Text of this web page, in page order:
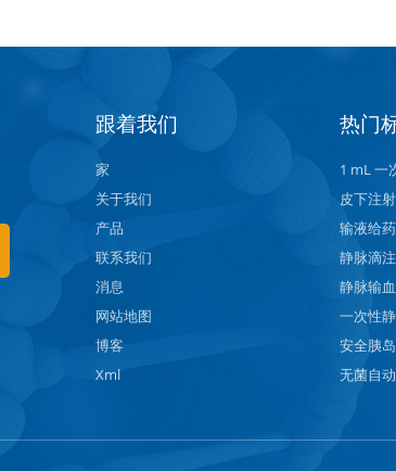
跟着我们
家
关于我们
产品
联系我们
消息
网站地图
博客
Xml
热门
1 mL 一
皮下注
输液给
静脉滴
静脉输
一次性
安全胰
无菌自